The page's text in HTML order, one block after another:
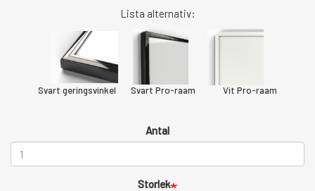
Lista alternativ:
Svart geringsvinkel Svart Pro-raam Vit Pro-raam
Antal
Storlek